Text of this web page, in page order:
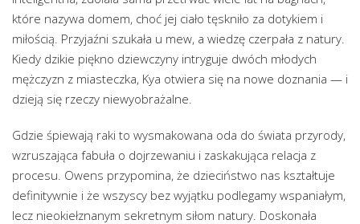
które nazywa domem, choć jej ciało tęskniło za dotykiem i
miłością. Przyjaźni szukała u mew, a wiedzę czerpała z natury.
Kiedy dzikie piękno dziewczyny intryguje dwóch młodych
mężczyzn z miasteczka, Kya otwiera się na nowe doznania — i
dzieją się rzeczy niewyobrażalne.
Gdzie śpiewają raki to wysmakowana oda do świata przyrody,
wzruszająca fabuła o dojrzewaniu i zaskakująca relacja z
procesu. Owens przypomina, że dzieciństwo nas kształtuje
definitywnie i że wszyscy bez wyjątku podlegamy wspaniałym,
lecz nieokiełznanym sekretnym siłom natury. Doskonała